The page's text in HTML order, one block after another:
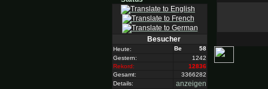
Besucher
Heute:
58
Gestern:
1242
Rekord:
12836
Gesamt:
3366282
Details:
anzeigen